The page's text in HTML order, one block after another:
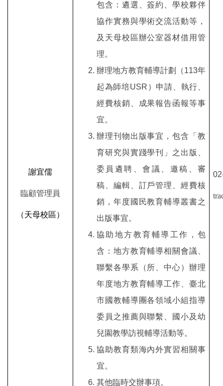
謝宜儒
臨顧管理員
（天母校區）
包含：遴選、簽約、學校夥伴
協作實務與學術交流活動等，
及天母校區辦公室器材借用管
理。
辦理地方教育輔導計劃（113年
起為師培USR）申請、執行、
經費核銷、成果報告函報等事
宜。
辦理刊物出版事宜，包含「教
育研究與實踐學刊」之出版、
委員遴聘、會議、邀稿、審
稿、編輯、訂戶管理、經費核
銷，年度國民教育輔導叢書之
出版事宜。
協助地方教育輔導工作，包
含：地方教育輔導相關會議、
聯繫各學系（所、中心）辦理
年度地方教育輔導工作、臺北
市國教輔導團各領域小組指導
委員之推薦與聯繫、國小及幼
兒園教學訪視輔導活動等。
協助教育類海內外實習相關事
宜。
其他臨時交辦事項。